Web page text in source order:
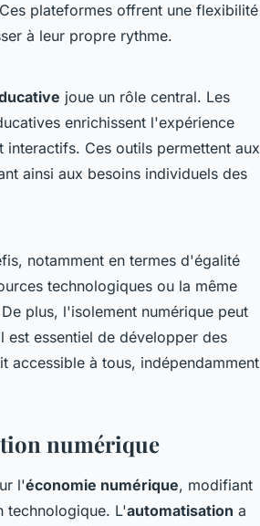
plateformes offrent une flexibilité
à leur propre rythme.
joue un rôle central. Les
enrichissent l'expérience
Ces outils permettent aux
ainsi aux besoins individuels des
notamment en termes d'égalité
technologiques ou la même
plus, l'isolement numérique peut
essentiel de développer des
accessible à tous, indépendamment
numérique
l'économie numérique, modifiant
technologique. L'automatisation a